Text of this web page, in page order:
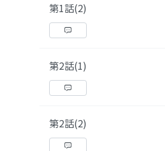
第1話(2)
第2話(1)
第2話(2)